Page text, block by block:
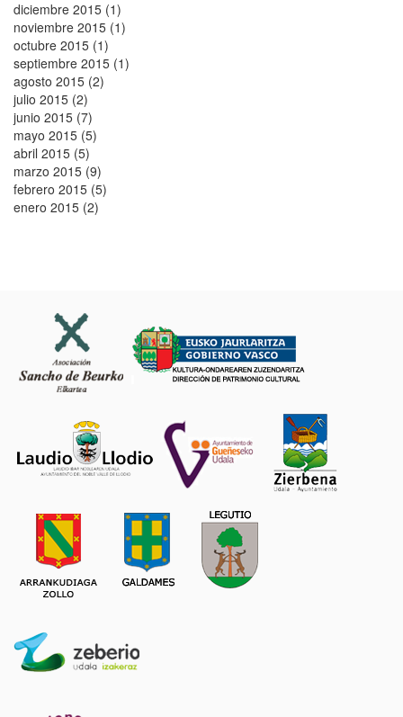
diciembre 2015 (1)
noviembre 2015 (1)
octubre 2015 (1)
septiembre 2015 (1)
agosto 2015 (2)
julio 2015 (2)
junio 2015 (7)
mayo 2015 (5)
abril 2015 (5)
marzo 2015 (9)
febrero 2015 (5)
enero 2015 (2)